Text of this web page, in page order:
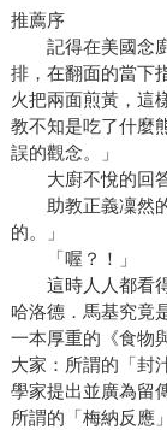
推薦序
記得在美國念廚
排，在翻面的當下
火把兩面煎黃，這
教不知是吃了什麼
誤的觀念。」
大廚不悅的回答
助教正義凜然的
的。」
「喔？！」
這時人人都看得
哈洛德．馬基究竟
一本厚重的《食物
大家：所謂的「封
學家提出並廣為留
所謂的「梅納反應